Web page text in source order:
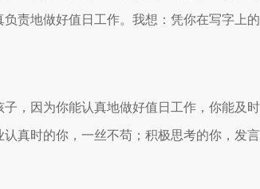
责地做好值日工作。我想：凭你在写字上
，因为你能认真地做好值日工作，你能及
真时的你，一丝不苟；积极思考的你，发